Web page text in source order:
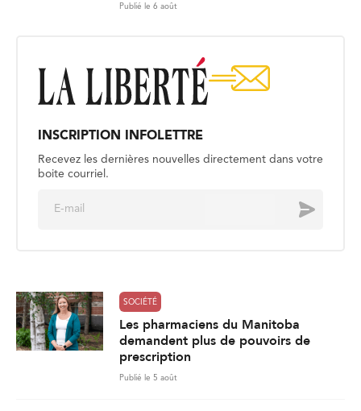
Publié le 6 août
INSCRIPTION INFOLETTRE
Recevez les dernières nouvelles directement dans votre
boite courriel.
Envoyer
SOCIÉTÉ
Les pharmaciens du Manitoba
demandent plus de pouvoirs de
prescription
Publié le 5 août